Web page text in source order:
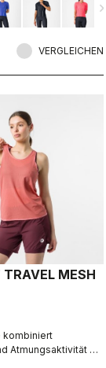
VERGLEICHEN
MESH
kombiniert
Atmungsaktivität mit